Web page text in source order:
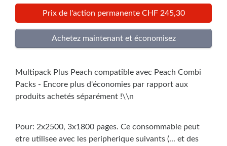
Prix de l'action permanente CHF 245,30
Multipack Plus Peach compatible avec Peach Combi
Packs - Encore plus d'économies par rapport aux
produits achetés séparément !\\n
Pour: 2x2500, 3x1800 pages. Ce consommable peut
etre utilisee avec les peripherique suivants (... et des